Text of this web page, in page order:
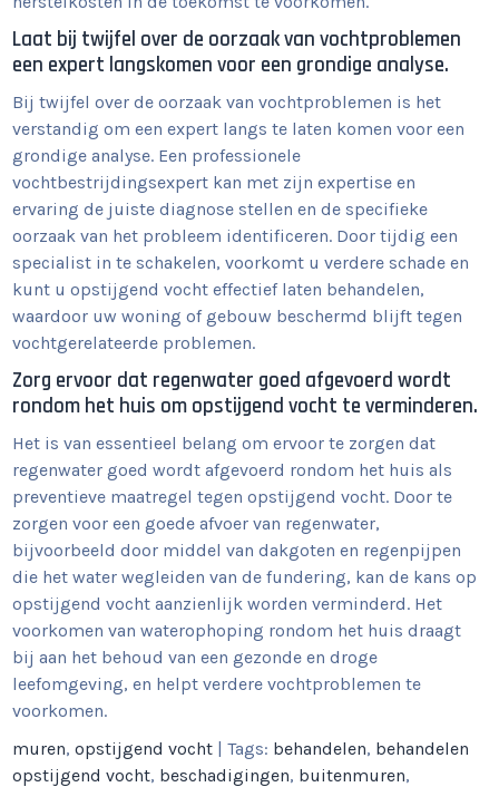
Laat bij twijfel over de oorzaak van vochtproblemen
een expert langskomen voor een grondige analyse.
Bij twijfel over de oorzaak van vochtproblemen is het
verstandig om een expert langs te laten komen voor een
grondige analyse. Een professionele
vochtbestrijdingsexpert kan met zijn expertise en
ervaring de juiste diagnose stellen en de specifieke
oorzaak van het probleem identificeren. Door tijdig een
specialist in te schakelen, voorkomt u verdere schade en
kunt u opstijgend vocht effectief laten behandelen,
waardoor uw woning of gebouw beschermd blijft tegen
vochtgerelateerde problemen.
Zorg ervoor dat regenwater goed afgevoerd wordt
rondom het huis om opstijgend vocht te verminderen.
Het is van essentieel belang om ervoor te zorgen dat
regenwater goed wordt afgevoerd rondom het huis als
preventieve maatregel tegen opstijgend vocht. Door te
zorgen voor een goede afvoer van regenwater,
bijvoorbeeld door middel van dakgoten en regenpijpen
die het water wegleiden van de fundering, kan de kans op
opstijgend vocht aanzienlijk worden verminderd. Het
voorkomen van waterophoping rondom het huis draagt
bij aan het behoud van een gezonde en droge
leefomgeving, en helpt verdere vochtproblemen te
voorkomen.
muren,opstijgend vocht | Tags: behandelen, behandelen
opstijgend vocht, beschadigingen, buitenmuren,